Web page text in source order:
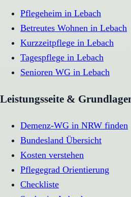
Pflegeheim in Lebach
Betreutes Wohnen in Lebach
Kurzzeitpflege in Lebach
Tagespflege in Lebach
Senioren WG in Lebach
Leistungsseite &
Demenz-WG in NRW finden
Bundesland Übersicht
Kosten verstehen
Pflegegrad Orientierung
Checkliste